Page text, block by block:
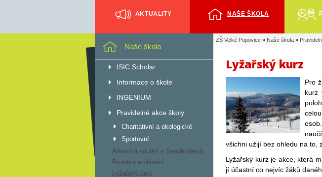
AKTUALITY NAŠE ŠKOLA
ZŠ Velké Popovice » Naše škola »
Lyžařský kurz
Pro
kurz
všichni užijí bez ohledu na to,
Lyžařský kurz je akce, která
jí účastní co nejvíc žáků
Naše škola
ISIC Scholar
Informace o škole
INGENIUM
Pravidelné akce školy
Charitativní a ekologické
Sportovní
Atletická soutěž v Senohrabech
Bruslení a plavání
Lyžařský kurz